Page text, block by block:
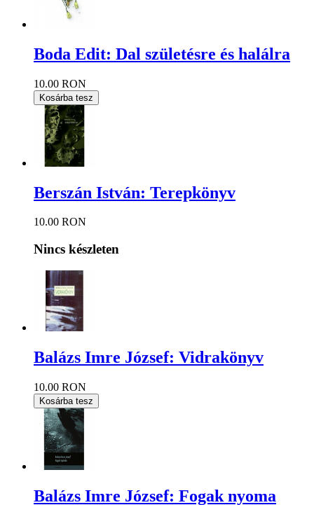
Boda Edit: Dal születésre és halálra
10.00 RON
Kosárba tesz
Berszán István: Terepkönyv
10.00 RON
Nincs készleten
Balázs Imre József: Vidrakönyv
10.00 RON
Kosárba tesz
Balázs Imre József: Fogak nyoma